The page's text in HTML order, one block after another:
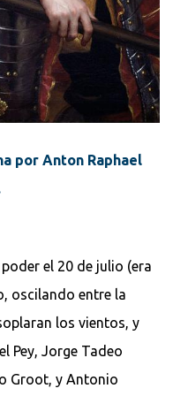
por Anton Raphael
el 20 de julio (era
oscilando entre la
los vientos, y
Pey, Jorge Tadeo
Groot, y Antonio